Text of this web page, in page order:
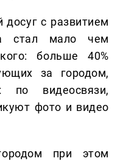
досуг с развитием
стал мало чем
больше 40%
за городом,
по видеосвязи,
фото и видео
при этом